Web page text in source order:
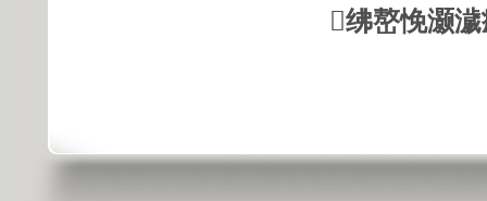
绋嶅悗灏